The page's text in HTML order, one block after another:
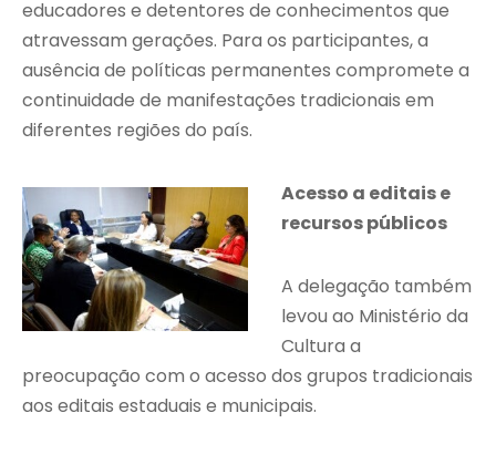
educadores e detentores de conhecimentos que
atravessam gerações. Para os participantes, a
ausência de políticas permanentes compromete a
continuidade de manifestações tradicionais em
diferentes regiões do país.
Acesso a editais e
recursos públicos
A delegação também
levou ao Ministério da
Cultura a
preocupação com o acesso dos grupos tradicionais
aos editais estaduais e municipais.